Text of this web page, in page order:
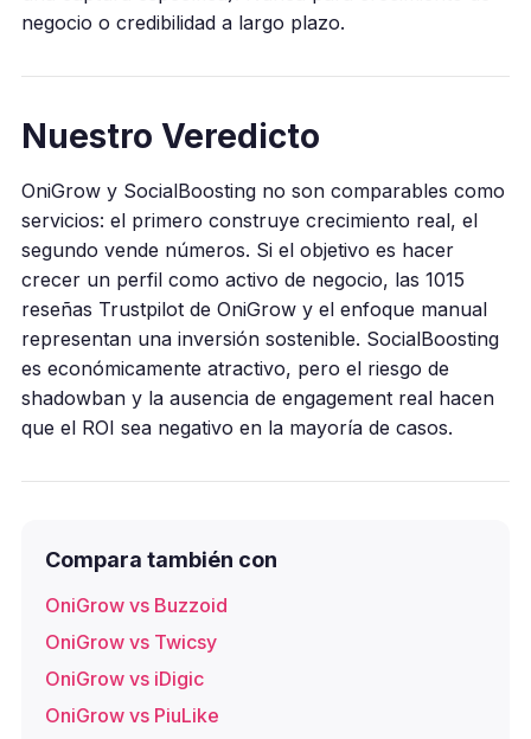
negocio o credibilidad a largo plazo.
Nuestro Veredicto
OniGrow y SocialBoosting no son comparables como
servicios: el primero construye crecimiento real, el
segundo vende números. Si el objetivo es hacer
crecer un perfil como activo de negocio, las 1015
reseñas Trustpilot de OniGrow y el enfoque manual
representan una inversión sostenible. SocialBoosting
es económicamente atractivo, pero el riesgo de
shadowban y la ausencia de engagement real hacen
que el ROI sea negativo en la mayoría de casos.
Compara también con
OniGrow vs Buzzoid
OniGrow vs Twicsy
OniGrow vs iDigic
OniGrow vs PiuLike